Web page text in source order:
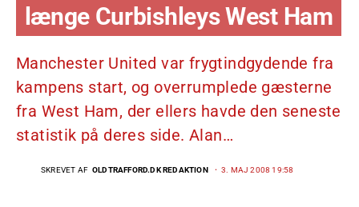
længe Curbishleys West Ham
Manchester United var frygtindgydende fra
kampens start, og overrumplede gæsterne
fra West Ham, der ellers havde den seneste
statistik på deres side. Alan…
SKREVET AF OLDTRAFFORD.DK REDAKTION 3. MAJ 2008 19:58